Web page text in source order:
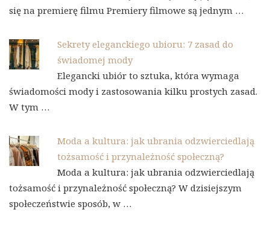
się na premierę filmu Premiery filmowe są jednym …
Sekrety eleganckiego ubioru: 7 zasad do
świadomej mody
Elegancki ubiór to sztuka, która wymaga
świadomości mody i zastosowania kilku prostych zasad.
W tym …
Moda a kultura: jak ubrania odzwierciedlają
tożsamość i przynależność społeczną?
Moda a kultura: jak ubrania odzwierciedlają
tożsamość i przynależność społeczną? W dzisiejszym
społeczeństwie sposób, w …